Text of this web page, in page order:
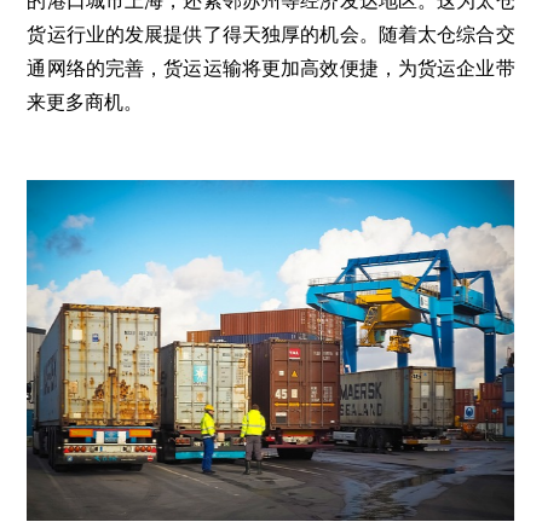
货运行业的发展提供了得天独厚的机会。随着太仓综合交
通网络的完善，货运运输将更加高效便捷，为货运企业带
来更多商机。